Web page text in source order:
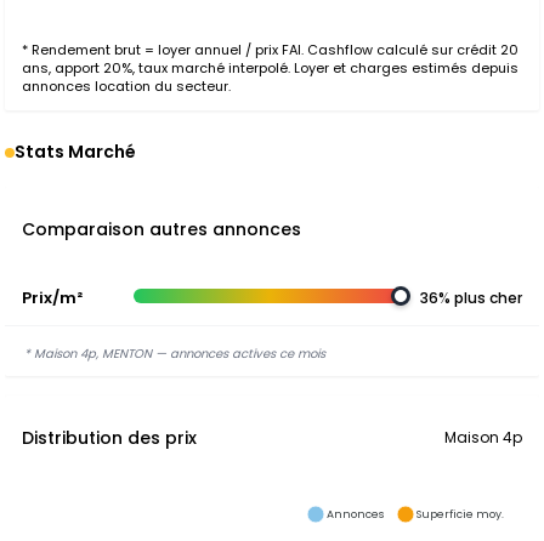
* Rendement brut = loyer annuel / prix FAI. Cashflow calculé sur crédit 20
ans, apport 20%, taux marché interpolé. Loyer et charges estimés depuis
annonces location du secteur.
Stats Marché
Comparaison autres annonces
Prix/m² 36% plus cher
* Maison 4p, MENTON — annonces actives ce mois
Distribution des prix Maison 4p
Annonces Superficie moy.